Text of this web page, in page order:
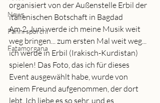
News
Panni sporchi
Fatamorgana
organisiert von der Außenstelle Erbil der
italienischen Botschaft in Bagdad
Am 2. Juni werde ich meine Musik weit
weg bringen... zum ersten Mal weit weg...
ich werde in Erbil (Irakisch-Kurdistan)
spielen! Das Foto, das ich für dieses
Event ausgewählt habe, wurde von
einem Freund aufgenommen, der dort
lebt. Ich liebe es so sehr, und es